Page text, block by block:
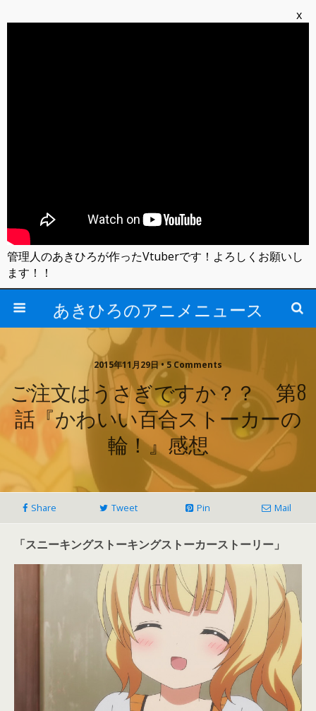
あきひろのアニメニュース
2015年11月29日 • 5 Comments
ご注文はうさぎですか？？ 第8
話『かわいい百合ストーカーの
輪！』感想
Share Tweet Pin Mail
「スニーキングストーキングストーカーストーリー」
x
管理人のあきひろが作ったVtuberです！よろしくお願いし
ます！！